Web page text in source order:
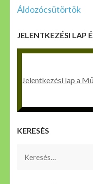
Bejegyzés
Áldozócsütörtök
JELENTKEZÉSI LAP
Jelentkezési lap a
KERESÉS
Keresés: